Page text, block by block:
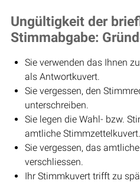
Ungültigkeit der
Stimmabgabe:
Sie verwenden das Ihnen
als Antwortkuvert.
Sie vergessen, den
unterschreiben.
Sie legen die Wahl- bzw.
amtliche Stimmzettelkuvert.
Sie vergessen, das
verschliessen.
Ihr Stimmkuvert trifft zu